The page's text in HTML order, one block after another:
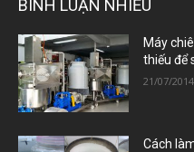
BÌNH LUẬN NHIỀU
Máy
thiếu để
21/07/2014
Cách